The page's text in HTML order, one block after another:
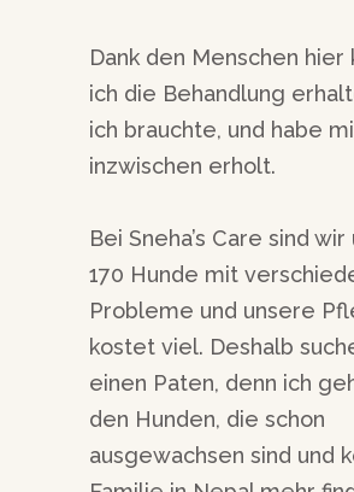
Dank den Menschen hier
ich die Behandlung
ich brauchte, und habe
inzwischen erholt.
Bei Sneha’s Care sind
170 Hunde mit
Probleme und unsere
kostet viel. Deshalb
einen Paten, denn ich
den Hunden, die schon
ausgewachsen sind und